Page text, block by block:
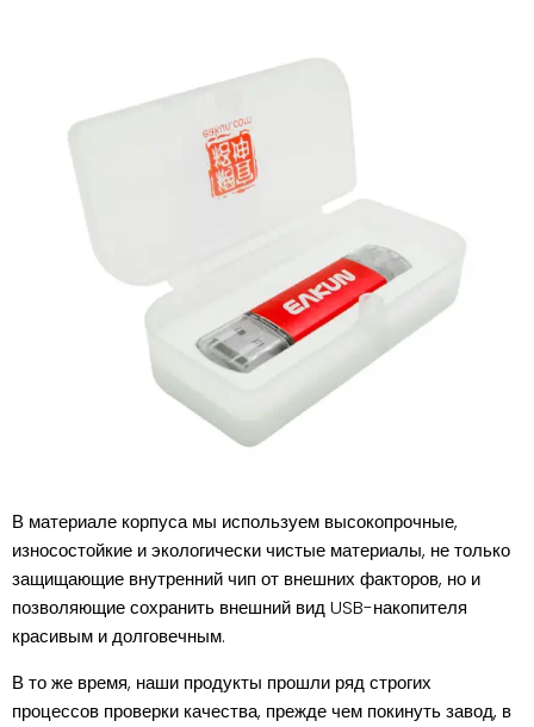
В материале корпуса мы используем высокопрочные,
износостойкие и экологически чистые материалы, не только
защищающие внутренний чип от внешних факторов, но и
позволяющие сохранить внешний вид USB-накопителя
красивым и долговечным.
В то же время, наши продукты прошли ряд строгих
процессов проверки качества, прежде чем покинуть завод, в